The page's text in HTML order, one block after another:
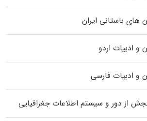
های باستانی ایران
و ادبیات اردو
و ادبیات فارسی
از دور و سیستم اطلاعات جغرافیایی